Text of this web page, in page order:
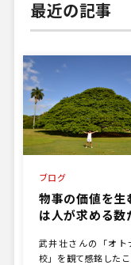
最近の記事
ブログ
物事の価値を生
は人が求める数
武井壮さんの「オト
校」を観て感銘したこ